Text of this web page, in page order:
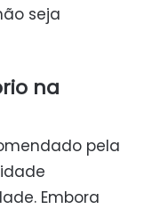
seja
na
pela
Embora